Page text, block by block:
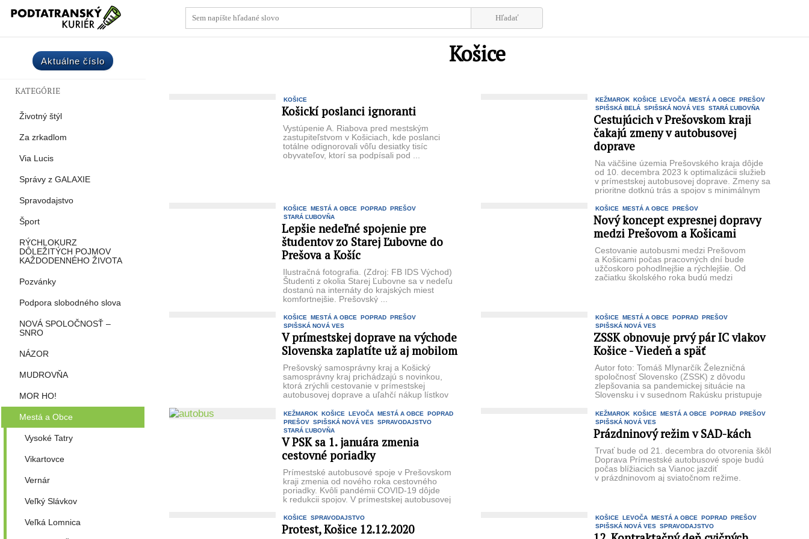
Aktuálne číslo
KATEGÓRIE
Životný štýl
Za zrkadlom
Via Lucis
Správy z GALAXIE
Spravodajstvo
Šport
RÝCHLOKURZ
DÔLEŽITÝCH POJMOV
KAŽDODENNÉHO ŽIVOTA
Pozvánky
Podpora slobodného slova
NOVÁ SPOLOČNOSŤ –
SNRO
NÁZOR
MUDROVŇA
MOR HO!
Mestá a Obce
Vysoké Tatry
Vikartovce
Vernár
Veľký Slávkov
Veľká Lomnica
Košice
KOŠICE
Košickí poslanci ignoranti
Vystúpenie A. Riabova pred mestským
zastupiteľstvom v Košiciach, kde poslanci
totálne odignorovali vôľu desiatky tisíc
obyvateľov, ktorí sa podpísali pod ...
KEŽMAROK KOŠICE LEVOČA MESTÁ A OBCE
PREŠOV
SPIŠSKÁ BELÁ SPIŠSKÁ NOVÁ VES STARÁ ĽUBOVŇA
Cestujúcich v Prešovskom kraji
čakajú zmeny v autobusovej
doprave
Na väčšine územia Prešovského kraja dôjde
od 10. decembra 2023 k optimalizácii služieb
v prímestskej autobusovej doprave. Zmeny sa
prioritne dotknú trás a spojov s minimálnym
KOŠICE MESTÁ A OBCE POPRAD PREŠOV
STARÁ ĽUBOVŇA
Lepšie nedeľné spojenie pre
študentov zo Starej Ľubovne do
Prešova a Košíc
Ilustračná fotografia. (Zdroj: FB IDS Východ)
Študenti z okolia Starej Ľubovne sa v nedeľu
dostanú na internáty do krajských miest
komfortnejšie. Prešovský ...
KOŠICE MESTÁ A OBCE PREŠOV
Nový koncept expresnej dopravy
medzi Prešovom a Košicami
Cestovanie autobusmi medzi Prešovom
a Košicami počas pracovných dní bude
užčoskoro pohodlnejšie a rýchlejšie. Od
začiatku školského roka budú medzi
KOŠICE MESTÁ A OBCE POPRAD
PREŠOV
SPIŠSKÁ NOVÁ VES
V prímestskej doprave na východe
Slovenska zaplatíte už aj mobilom
Prešovský samosprávny kraj a Košický
samosprávny kraj prichádzajú s novinkou,
ktorá zrýchli cestovanie v prímestskej
autobusovej doprave a uľahčí nákup lístkov
KOŠICE MESTÁ A OBCE POPRAD
PREŠOV
SPIŠSKÁ NOVÁ VES
ZSSK obnovuje prvý pár IC vlakov
Košice - Viedeň a späť
Autor foto: Tomáš Mlynarčík Železničná
spoločnosť Slovensko (ZSSK) z dôvodu
zlepšovania sa pandemickej situácie na
Slovensku i v susednom Rakúsku pristupuje
KEŽMAROK KOŠICE LEVOČA MESTÁ A OBCE
POPRAD
PREŠOV SPIŠSKÁ NOVÁ VES SPRAVODAJSTVO
STARÁ ĽUBOVŇA
V PSK sa 1. januára zmenia
cestovné poriadky
Prímestské autobusové spoje v Prešovskom
kraji zmenia od nového roka cestovného
poriadky. Kvôli pandémii COVID-19 dôjde
k redukcii spojov. V prímestskej autobusovej
KEŽMAROK KOŠICE MESTÁ A OBCE POPRAD PREŠOV
SPIŠSKÁ NOVÁ VES
Prázdninový režim v SAD-kách
Trvať bude od 21. decembra do otvorenia škôl
Doprava Prímestské autobusové spoje budú
počas blížiacich sa Vianoc jazdiť
v prázdninovom aj sviatočnom režime.
KOŠICE SPRAVODAJSTVO
Protest, Košice 12.12.2020
KOŠICE LEVOČA MESTÁ A OBCE POPRAD PREŠOV
SPIŠSKÁ NOVÁ VES SPRAVODAJSTVO